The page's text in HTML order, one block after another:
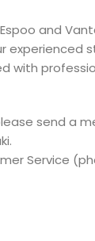
and
experienced
with
send a
Service